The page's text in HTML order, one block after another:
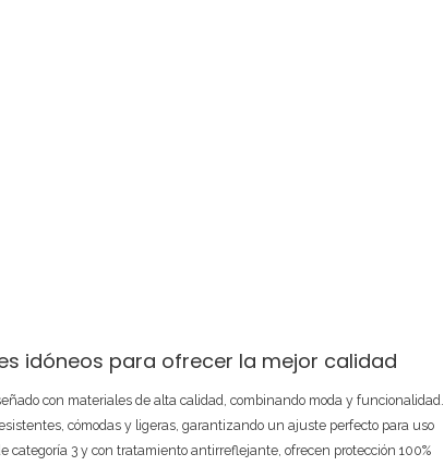
idóneos para ofrecer la mejor calidad
con materiales de alta calidad, combinando moda y funcionalidad.
cómodas y ligeras, garantizando un ajuste perfecto para uso
categoría 3 y con tratamiento antirreflejante, ofrecen protección 100%